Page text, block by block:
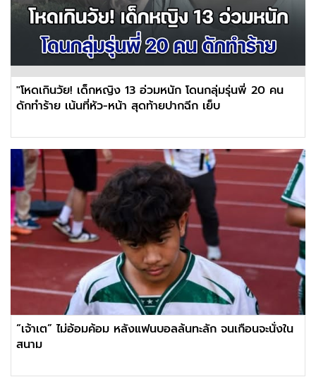
"โหดเกินวัย! เด็กหญิง 13 อ่วมหนัก โดนกลุ่มรุ่นพี่ 20 คน
ดักทำร้าย เน้นที่หัว-หน้า สุดท้ายปากฉีก เย็บ
“เจ้าเต” ไม่อ้อมค้อม หลังแฟนบอลล้นทะลัก จนเกือนจะนั่งใน
สนาม